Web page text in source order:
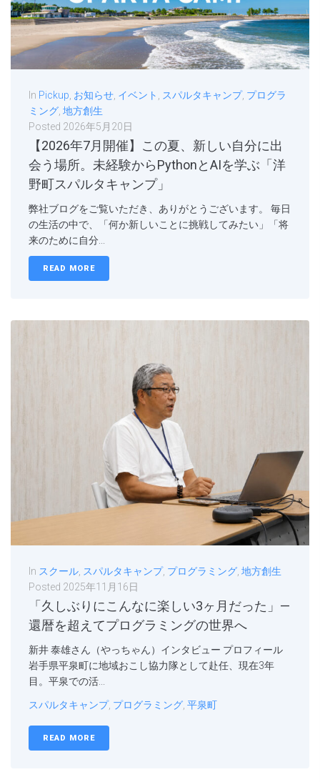
In Pickup, お知らせ, イベント , スパルタキャンプ, プログラ
ミング, 地方創生
Posted 2026年5月20日
【2026年7月開催】この夏、新しい自分に出
会う場所。未経験からPythonとAIを学ぶ「洋
野町スパルタキャンプ」
弊社ブログをご覧いただき、ありがとうございます。 毎日
の生活の中で、「何か新しいことに挑戦してみたい」「将
来のために自分...
READ MORE
In スクール, スパルタキャンプ, プログラミング, 地方創生
Posted 2025年11月16日
「久しぶりにこんなに楽しい3ヶ月だった」—
還暦を超えてプログラミングの世界へ
新井 泰雄さん（やっちゃん）インタビュー プロフィール
岩手県平泉町に地域おこし協力隊として赴任、現在3年
目。平泉での活...
スパルタキャンプ, プログラミング, 平泉町
READ MORE